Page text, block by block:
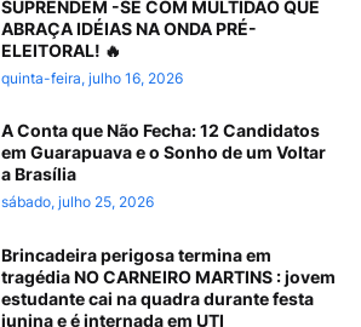
SUPRENDEM -SE COM MULTIDÃO QUE
ABRAÇA IDÉIAS NA ONDA PRÉ-
ELEITORAL! 🔥
quinta-feira, julho 16, 2026
A Conta que Não Fecha: 12 Candidatos
em Guarapuava e o Sonho de um Voltar
a Brasília
sábado, julho 25, 2026
Brincadeira perigosa termina em
tragédia NO CARNEIRO MARTINS : jovem
estudante cai na quadra durante festa
junina e é internada em UTI